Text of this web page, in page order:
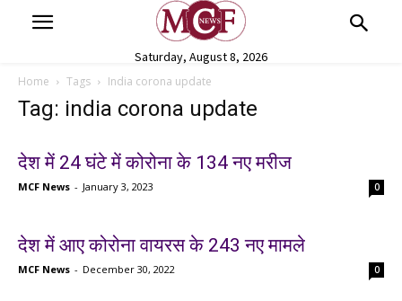
Saturday, August 8, 2026
Home Tags India corona update
Tag: india corona update
देश में 24 घंटे में कोरोना के 134 नए मरीज
MCF News - January 3, 2023 0
देश में आए कोरोना वायरस के 243 नए मामले
MCF News - December 30, 2022 0